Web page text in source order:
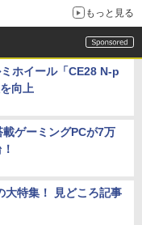
もっと見る
ホイール「CE28 N-p
向上
ゲーミングPCが7万
大特集！ 見どころ記事